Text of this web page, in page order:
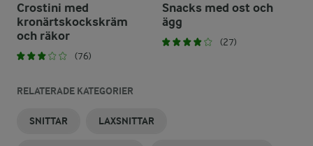
Crostini med
kronärtskockskräm
och räkor
(76)
Snacks med ost och
ägg
(27)
RELATERADE KATEGORIER
SNITTAR LAXSNITTAR